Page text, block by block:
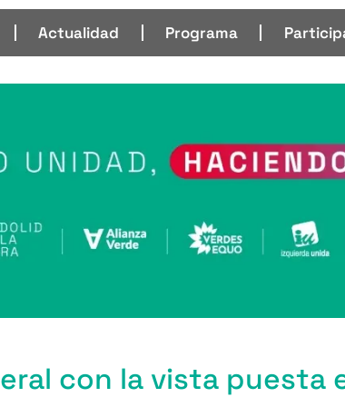
Actualidad Programa
con la vista puesta